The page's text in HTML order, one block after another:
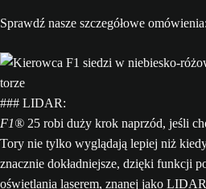
Sprawdź nasze szczegółowe omówienia:
### LIDAR:
F1® 25 robi duży krok naprzód, jeśli
Tory nie tylko wyglądają lepiej niż
znacznie dokładniejsze, dzięki funkcji
oświetlania laserem, znanej jako